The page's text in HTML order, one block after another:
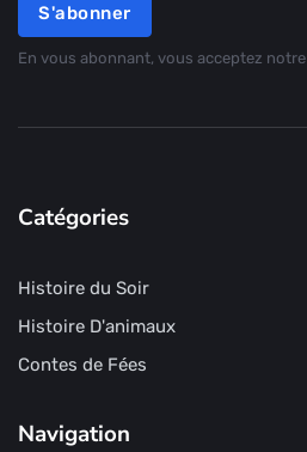
S'abonner
En vous abonnant, vous acceptez notre
Catégories
Histoire du Soir
Histoire D'animaux
Contes de Fées
Navigation